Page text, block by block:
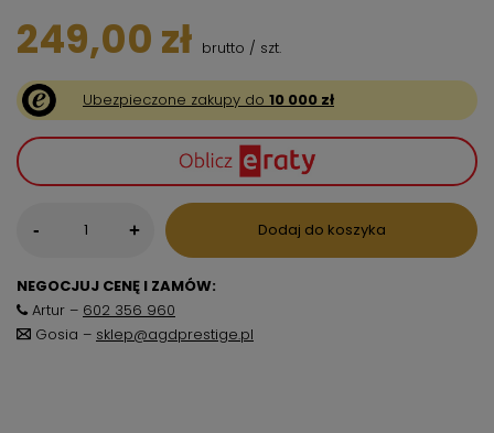
249,00 zł brutto / szt.
Ubezpieczone zakupy do 10 000 zł
- + Dodaj do koszyka
NEGOCJUJ CENĘ I ZAMÓW:
Artur – 602 356 960
Gosia – sklep@agdprestige.pl